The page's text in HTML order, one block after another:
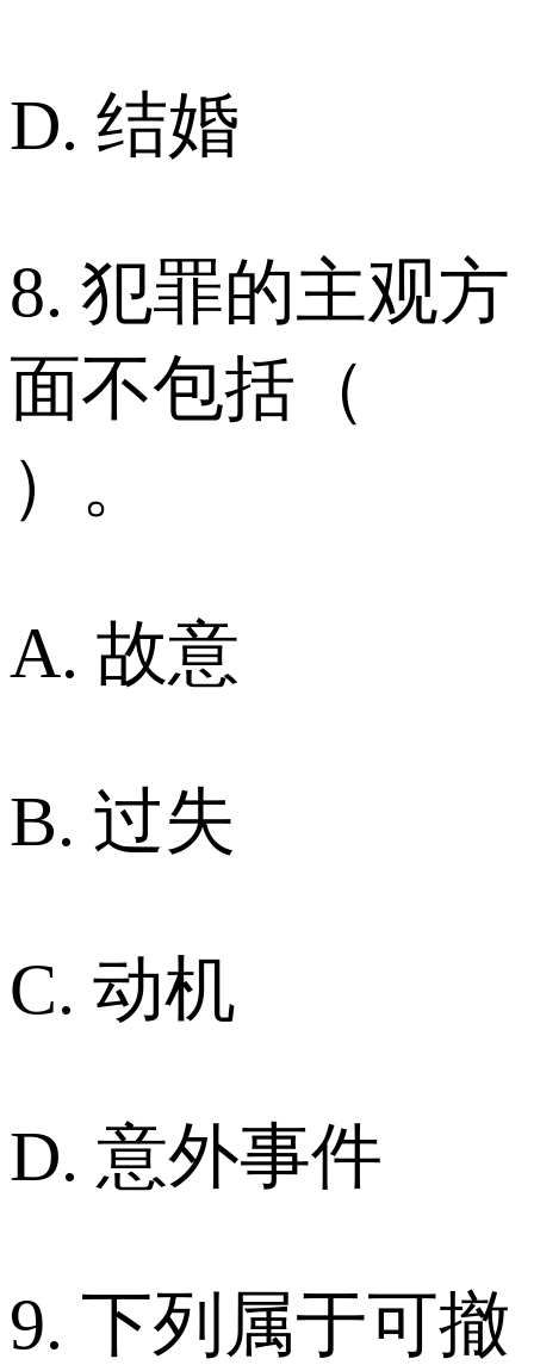
D. 结婚
8. 犯罪的主观方
面不包括（
）。
A. 故意
B. 过失
C. 动机
D. 意外事件
9. 下列属于可撤